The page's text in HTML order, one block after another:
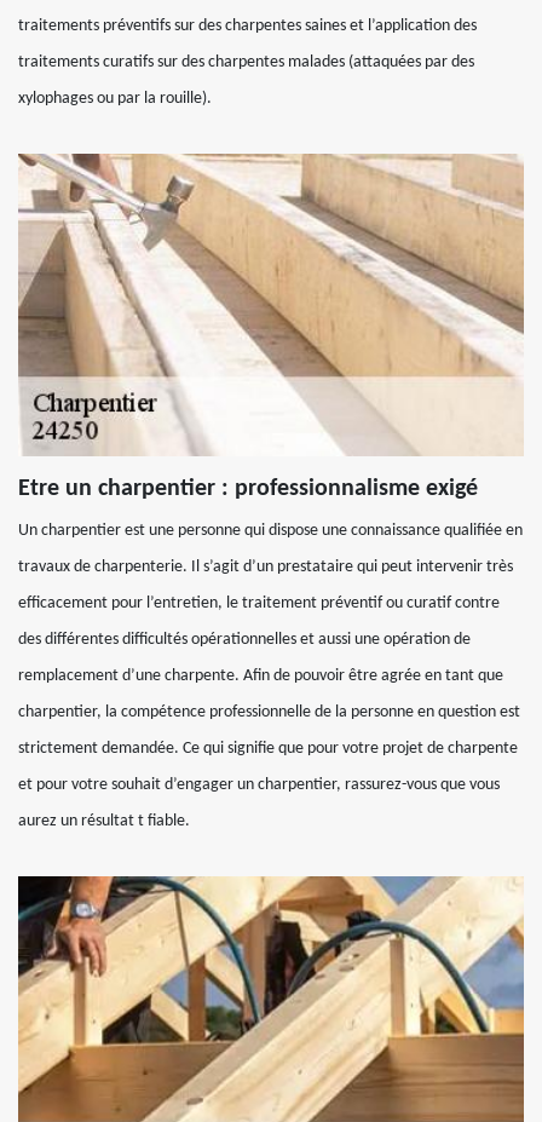
traitements préventifs sur des charpentes saines et l’application des
traitements curatifs sur des charpentes malades (attaquées par des
xylophages ou par la rouille).
Etre un charpentier : professionnalisme exigé
Un charpentier est une personne qui dispose une connaissance qualifiée en
travaux de charpenterie. Il s’agit d’un prestataire qui peut intervenir très
efficacement pour l’entretien, le traitement préventif ou curatif contre
des différentes difficultés opérationnelles et aussi une opération de
remplacement d’une charpente. Afin de pouvoir être agrée en tant que
charpentier, la compétence professionnelle de la personne en question est
strictement demandée. Ce qui signifie que pour votre projet de charpente
et pour votre souhait d’engager un charpentier, rassurez-vous que vous
aurez un résultat t fiable.